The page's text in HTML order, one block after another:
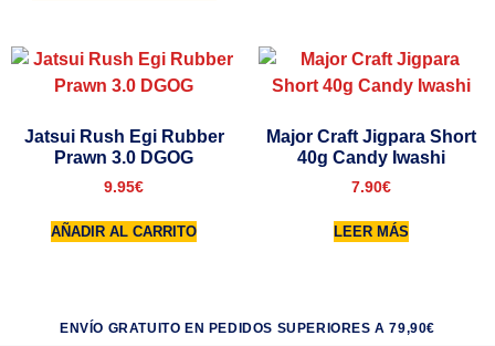
Jatsui Rush Egi Rubber
Prawn 3.0 DGOG
9.95€
AÑADIR AL CARRITO
Major Craft Jigpara Short
40g Candy Iwashi
7.90€
LEER MÁS
ENVÍO GRATUITO EN PEDIDOS SUPERIORES A 79,90€